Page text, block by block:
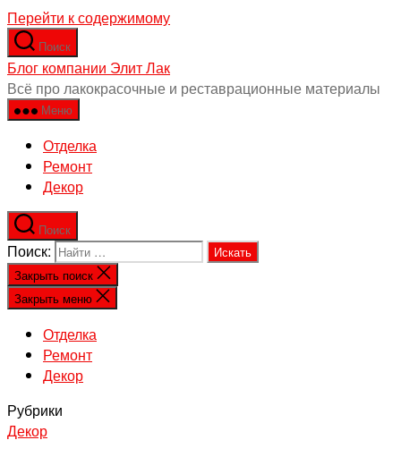
Перейти к содержимому
Поиск
Блог компании Элит Лак
Всё про лакокрасочные и реставрационные материалы
Меню
Отделка
Ремонт
Декор
Поиск
Поиск:
Закрыть поиск
Закрыть меню
Отделка
Ремонт
Декор
Рубрики
Декор